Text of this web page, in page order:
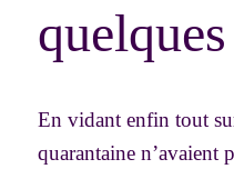
En vidant enfin tout
quarantaine n’avaient